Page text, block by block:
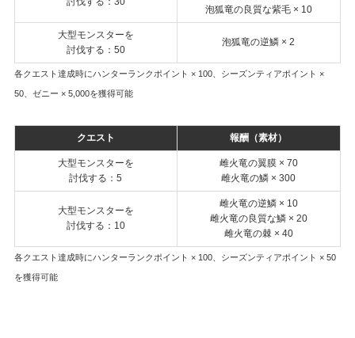
泡狐竜の良質な紫毛 × 10
大型モンスターを
討伐する：50
泡狐竜の逆鱗 × 2
各クエスト達成時にハンターランクポイント × 100、シーズンティアポイント ×
50、ゼニー × 5,000を獲得可能
クエスト 報酬（素材）
大型モンスターを
討伐する：5
雌火竜の翼膜 × 70
雌火竜の鱗 × 300
大型モンスターを
討伐する：10
雌火竜の逆鱗 × 10
雌火竜の良質な鱗 × 20
雌火竜の棘 × 40
各クエスト達成時にハンターランクポイント × 100、シーズンティアポイント × 50
を獲得可能